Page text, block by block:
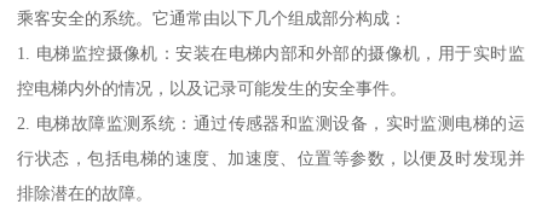
乘客安全的系统。它通常由以下几个组成部分构成：
1. 电梯监控摄像机：安装在电梯内部和外部的摄像机，用于实时监
控电梯内外的情况，以及记录可能发生的安全事件。
2. 电梯故障监测系统：通过传感器和监测设备，实时监测电梯的运
行状态，包括电梯的速度、加速度、位置等参数，以便及时发现并
排除潜在的故障。